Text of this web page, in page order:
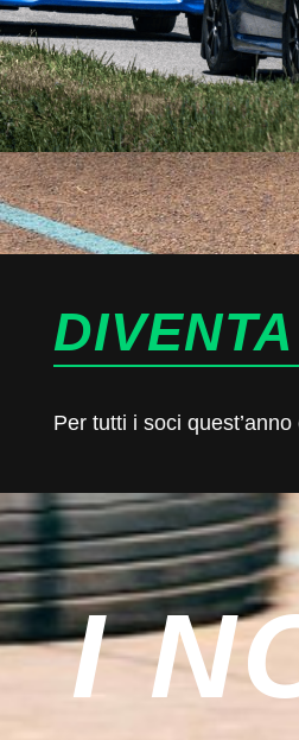
Per tutti i soci
I